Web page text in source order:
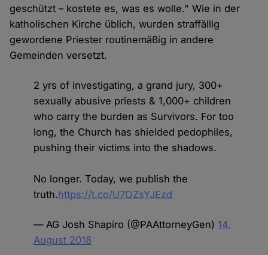
geschützt – kostete es, was es wolle." Wie in der
katholischen Kirche üblich, wurden straffällig
gewordene Priester routinemäßig in andere
Gemeinden versetzt.
2 yrs of investigating, a grand jury, 300+
sexually abusive priests & 1,000+ children
who carry the burden as Survivors. For too
long, the Church has shielded pedophiles,
pushing their victims into the shadows.
No longer. Today, we publish the
truth.https://t.co/U7OZsYJEzd
— AG Josh Shapiro (@PAAttorneyGen) 14.
August 2018